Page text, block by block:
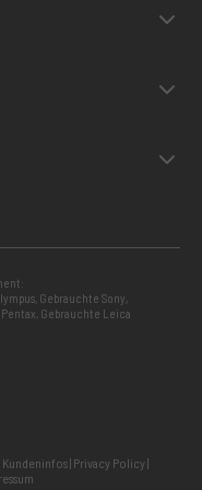
, Gebrauchte Sony,
, Gebrauchte Leica
Kundeninfos Privacy Policy